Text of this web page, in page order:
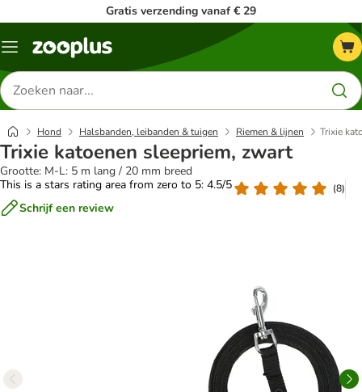
Gratis verzending vanaf € 29
Menu
Zoeken
naar
producten
Hond Halsbanden, leibanden & tuigen Riemen & lijnen Trixie
Trixie katoenen sleepriem, zwart
Grootte: M-L: 5 m lang / 20 mm breed
This is a stars rating area from zero to 5: 4.5/5
(8)
Schrijf een review